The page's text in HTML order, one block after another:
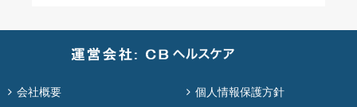
会社概要 個人情報保護方針